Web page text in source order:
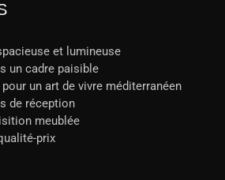
et lumineuse
un cadre paisible
un art de vivre méditerranéen
de réception
meublée
prix